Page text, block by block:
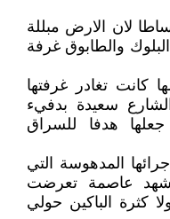
لان الارض مبللة
والطابوق غرفة
كانت تغادر غرفتها
سعيدة بدفيء
هدفا للسراق
المدهوسة التي
عاصمة تعرضت
كثرة الباكين حولي